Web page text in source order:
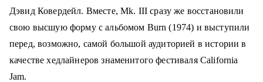
Дэвид Ковердейл. Вместе, Мk. III сразу же восстановили
свою высшую форму c альбомом Burn (1974) и выступили
перед, возможно, самой большой аудиторией в истории в
качестве хедлайнеров знаменитого фестиваля California
Jam.